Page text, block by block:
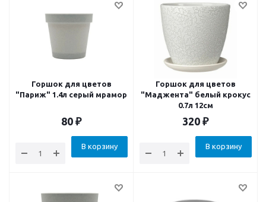
Горшок для цветов
"Париж" 1.4л серый мрамор
80 ₽
В корзину
Горшок для цветов
"Маджента" белый крокус
0.7л 12см
320 ₽
В корзину